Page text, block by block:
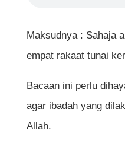
Maksudnya : Sahaja
empat rakaat tunai
Bacaan ini perlu
agar ibadah yang
Allah.